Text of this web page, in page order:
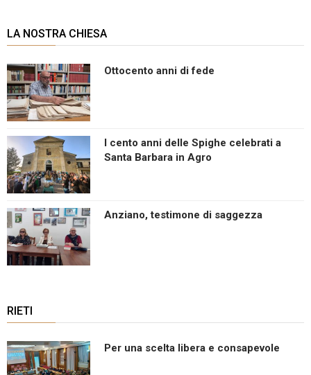
LA NOSTRA CHIESA
Ottocento anni di fede
I cento anni delle Spighe celebrati a
Santa Barbara in Agro
Anziano, testimone di saggezza
RIETI
Per una scelta libera e consapevole